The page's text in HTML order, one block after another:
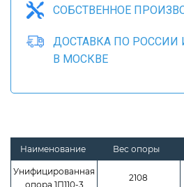
СОБСТВЕННОЕ
ДОСТАВКА ПО РОССИИ
В МОСКВЕ
Наименование Вес опоры
Унифицированная
опора 1П110-3
2108